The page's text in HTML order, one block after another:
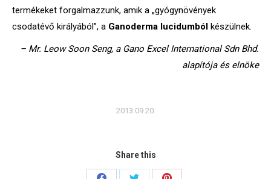
termékeket forgalmazzunk, amik a „gyógynövények
csodatévő királyából”, a Ganoderma lucidumból készülnek.
– Mr. Leow Soon Seng, a Gano Excel International Sdn Bhd.
alapítója és elnöke
2013.09.20.
Share this